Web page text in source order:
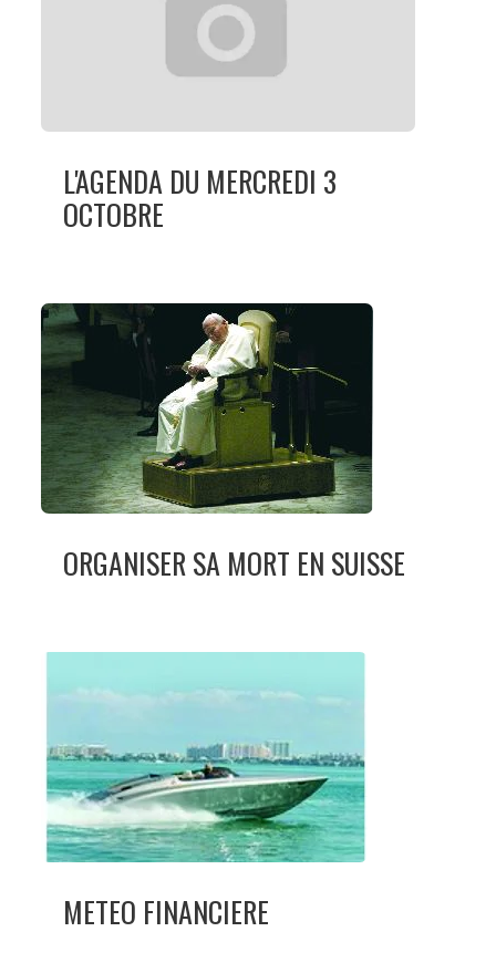
L'AGENDA DU MERCREDI 3
OCTOBRE
ORGANISER SA MORT EN SUISSE
METEO FINANCIERE